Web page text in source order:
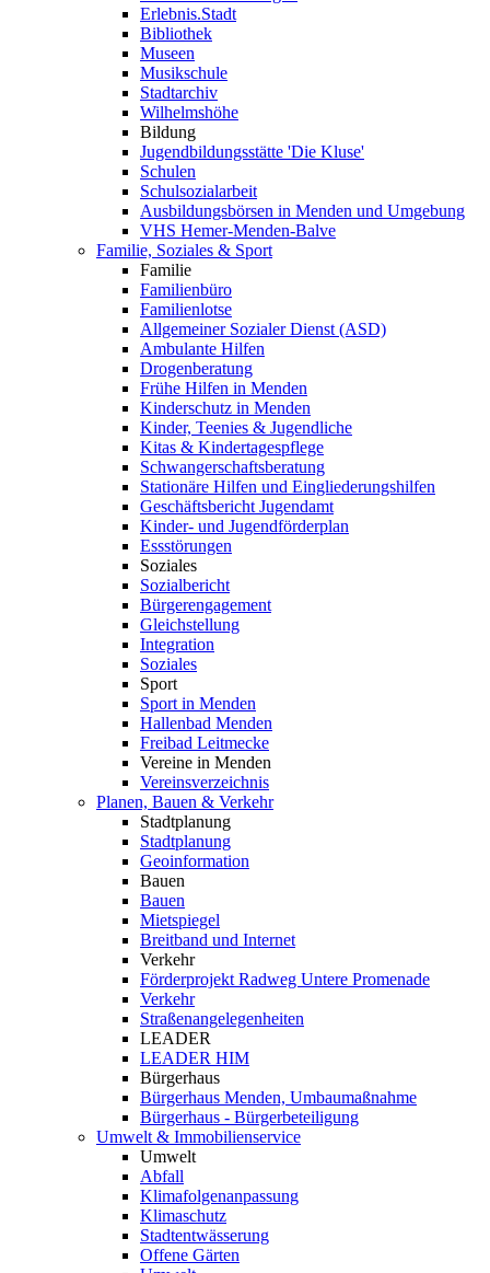
Erlebnis.Stadt
Bibliothek
Museen
Musikschule
Stadtarchiv
Wilhelmshöhe
Bildung
Jugendbildungsstätte 'Die Kluse'
Schulen
Schulsozialarbeit
Ausbildungsbörsen in Menden und Umgebung
VHS Hemer-Menden-Balve
Familie, Soziales & Sport
Familie
Familienbüro
Familienlotse
Allgemeiner Sozialer Dienst (ASD)
Ambulante Hilfen
Drogenberatung
Frühe Hilfen in Menden
Kinderschutz in Menden
Kinder, Teenies & Jugendliche
Kitas & Kindertagespflege
Schwangerschaftsberatung
Stationäre Hilfen und Eingliederungshilfen
Geschäftsbericht Jugendamt
Kinder- und Jugendförderplan
Essstörungen
Soziales
Sozialbericht
Bürgerengagement
Gleichstellung
Integration
Soziales
Sport
Sport in Menden
Hallenbad Menden
Freibad Leitmecke
Vereine in Menden
Vereinsverzeichnis
Planen, Bauen & Verkehr
Stadtplanung
Stadtplanung
Geoinformation
Bauen
Bauen
Mietspiegel
Breitband und Internet
Verkehr
Förderprojekt Radweg Untere Promenade
Verkehr
Straßenangelegenheiten
LEADER
LEADER HIM
Bürgerhaus
Bürgerhaus Menden, Umbaumaßnahme
Bürgerhaus - Bürgerbeteiligung
Umwelt & Immobilienservice
Umwelt
Abfall
Klimafolgenanpassung
Klimaschutz
Stadtentwässerung
Offene Gärten